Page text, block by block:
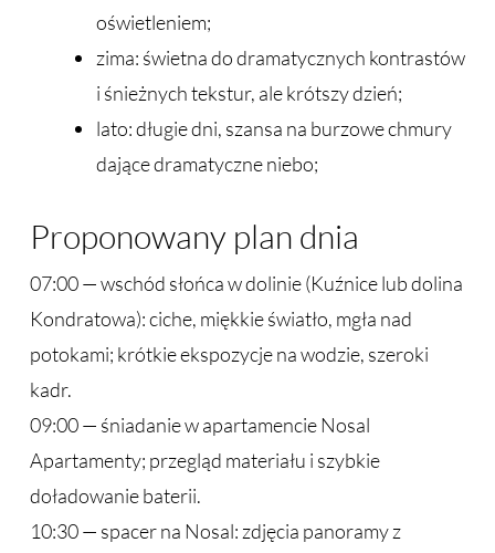
oświetleniem;
zima: świetna do dramatycznych kontrastów
i śnieżnych tekstur, ale krótszy dzień;
lato: długie dni, szansa na burzowe chmury
dające dramatyczne niebo;
Proponowany plan dnia
07:00 — wschód słońca w dolinie (Kuźnice lub dolina
Kondratowa): ciche, miękkie światło, mgła nad
potokami; krótkie ekspozycje na wodzie, szeroki
kadr.
09:00 — śniadanie w apartamencie Nosal
Apartamenty; przegląd materiału i szybkie
doładowanie baterii.
10:30 — spacer na Nosal: zdjęcia panoramy z